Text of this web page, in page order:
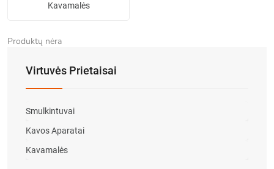
Kavamalės
Produktų nėra
Virtuvės Prietaisai
Smulkintuvai
Kavos Aparatai
Kavamalės